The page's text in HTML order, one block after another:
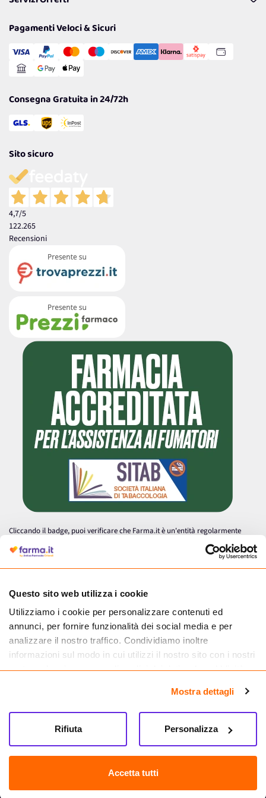
Questo sito web utilizza i cookie
Utilizziamo i cookie per personalizzare contenuti ed
annunci, per fornire funzionalità dei social media e per
analizzare il nostro traffico. Condividiamo inoltre
informazioni sul modo in cui utilizzi il nostro sito con i nostri
partner che si occupano di analisi dei dati web, pubblicità e
informazioni che hai fornito loro o che hanno raccolto dal
tuo utilizzo dei loro servizi.
Mostra dettagli
Accetta tutti
Personalizza
Rifiuta
Politiche per la parità di genere
Cookie Policy
Gestisci Cookie
Reso Facile e Veloce
Pagamenti Veloci & Sicuri
Consegna Gratuita in 24/72h
Sito sicuro
4,7/5
122.265
Recensioni
Cliccando il badge, puoi verificare che Farma.it è un'entità regolarmente
autorizzata dal Ministero della Salute a effettuare la vendita online di
medicinali.
Farma.it S.a.s. P. IVA 07417261216 REA: NA-884088
CREDITS
Sede legale Via delle Repubbliche Marinare 128, 80147 Napoli